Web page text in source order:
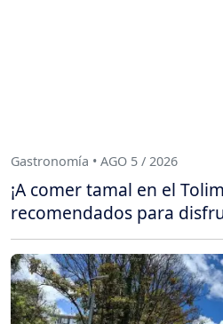
Gastronomía • AGO 5 / 2026
¡A comer tamal en el
recomendados para